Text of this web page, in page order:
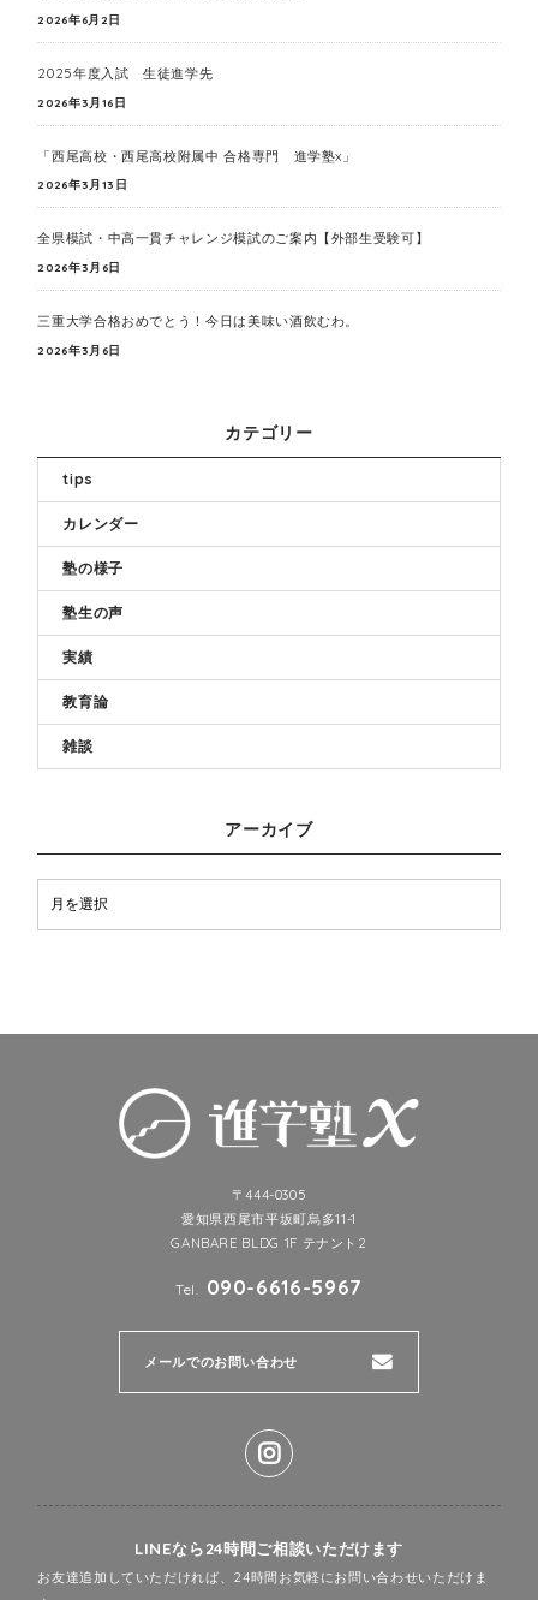
2026年6月2日
2025年度入試 生徒進学先
2026年3月16日
「西尾高校・西尾高校附属中 合格専門 進学塾x」
2026年3月13日
全県模試・中高一貫チャレンジ模試のご案内【外部生受験可】
2026年3月6日
三重大学合格おめでとう！今日は美味い酒飲むわ。
2026年3月6日
カテゴリー
tips
カレンダー
塾の様子
塾生の声
実績
教育論
雑談
アーカイブ
〒444-0305
愛知県西尾市平坂町烏多11-1
GANBARE BLDG 1F テナント2
Tel. 090-6616-5967
メールでのお問い合わせ
LINEなら24時間ご相談いただけます
お友達追加していただければ、24時間お気軽にお問い合わせいただけま